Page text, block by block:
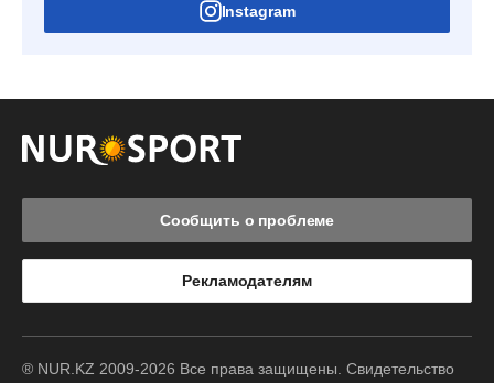
Instagram
Сообщить о проблеме
Рекламодателям
® NUR.KZ 2009-2026 Все права защищены. Свидетельство